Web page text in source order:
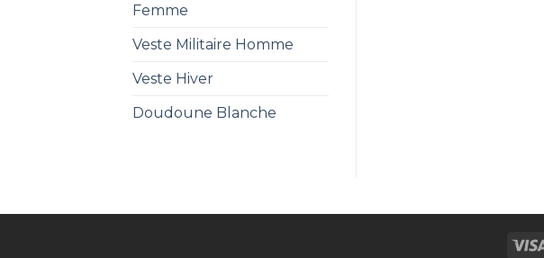
Femme
Veste Militaire Homme
Veste Hiver
Doudoune Blanche